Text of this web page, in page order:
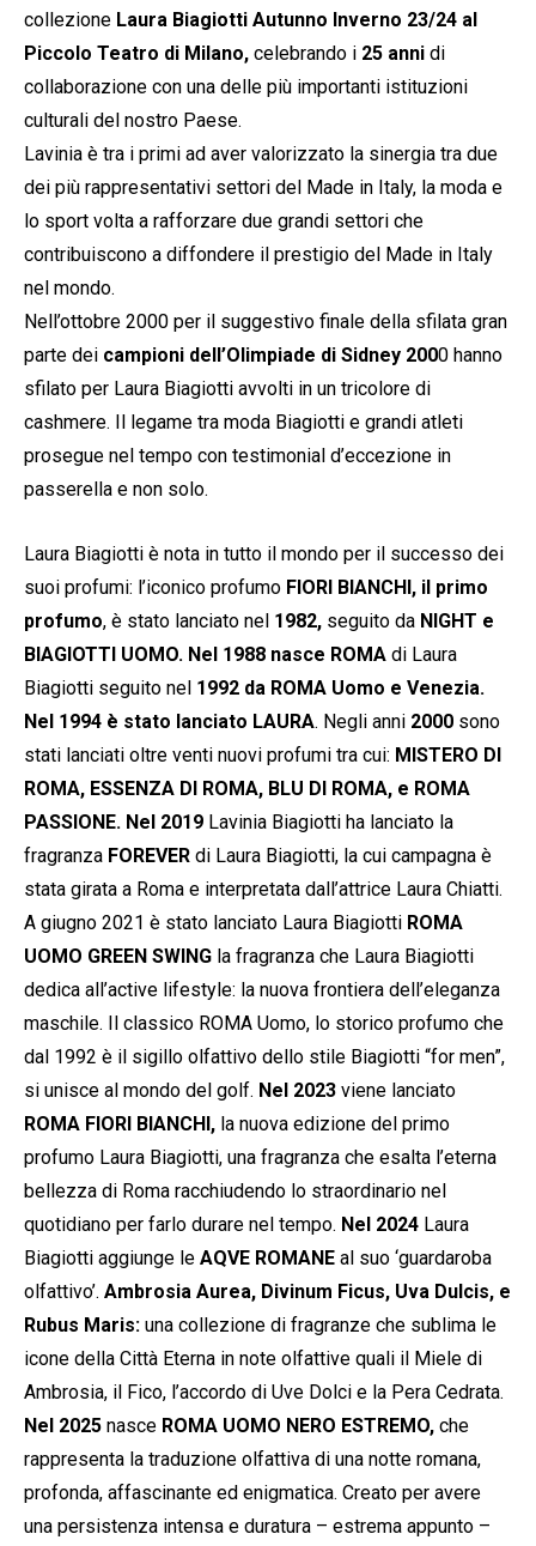
collezione Laura Biagiotti Autunno Inverno 23/24 al
Piccolo Teatro di Milano, celebrando i 25 anni di
collaborazione con una delle più importanti istituzioni
culturali del nostro Paese.
Lavinia è tra i primi ad aver valorizzato la sinergia tra due
dei più rappresentativi settori del Made in Italy, la moda e
lo sport volta a rafforzare due grandi settori che
contribuiscono a diffondere il prestigio del Made in Italy
nel mondo.
Nell’ottobre 2000 per il suggestivo finale della sfilata gran
parte dei campioni dell’Olimpiade di Sidney 2000 hanno
sfilato per Laura Biagiotti avvolti in un tricolore di
cashmere. Il legame tra moda Biagiotti e grandi atleti
prosegue nel tempo con testimonial d’eccezione in
passerella e non solo.
Laura Biagiotti è nota in tutto il mondo per il successo dei
suoi profumi: l’iconico profumo FIORI BIANCHI, il primo
profumo, è stato lanciato nel 1982, seguito da NIGHT e
BIAGIOTTI UOMO. Nel 1988 nasce ROMA di Laura
Biagiotti seguito nel 1992 da ROMA Uomo e Venezia.
Nel 1994 è stato lanciato LAURA. Negli anni 2000 sono
stati lanciati oltre venti nuovi profumi tra cui: MISTERO DI
ROMA, ESSENZA DI ROMA, BLU DI ROMA, e ROMA
PASSIONE. Nel 2019 Lavinia Biagiotti ha lanciato la
fragranza FOREVER di Laura Biagiotti, la cui campagna è
stata girata a Roma e interpretata dall’attrice Laura Chiatti.
A giugno 2021 è stato lanciato Laura Biagiotti ROMA
UOMO GREEN SWING la fragranza che Laura Biagiotti
dedica all’active lifestyle: la nuova frontiera dell’eleganza
maschile. Il classico ROMA Uomo, lo storico profumo che
dal 1992 è il sigillo olfattivo dello stile Biagiotti “for men”,
si unisce al mondo del golf. Nel 2023 viene lanciato
ROMA FIORI BIANCHI, la nuova edizione del primo
profumo Laura Biagiotti, una fragranza che esalta l’eterna
bellezza di Roma racchiudendo lo straordinario nel
quotidiano per farlo durare nel tempo. Nel 2024 Laura
Biagiotti aggiunge le AQVE ROMANE al suo ‘guardaroba
olfattivo’. Ambrosia Aurea, Divinum Ficus, Uva Dulcis, e
Rubus Maris: una collezione di fragranze che sublima le
icone della Città Eterna in note olfattive quali il Miele di
Ambrosia, il Fico, l’accordo di Uve Dolci e la Pera Cedrata.
Nel 2025 nasce ROMA UOMO NERO ESTREMO, che
rappresenta la traduzione olfattiva di una notte romana,
profonda, affascinante ed enigmatica. Creato per avere
una persistenza intensa e duratura – estrema appunto –